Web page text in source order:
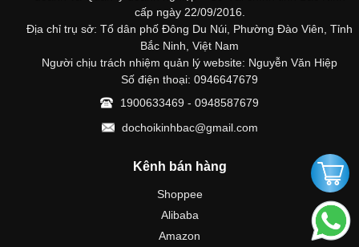
cấp ngày 22/09/2016.
Địa chỉ trụ sở: Tổ dân phố Đông Du Núi, Phường Đào Viên, Tỉnh
Bắc Ninh, Việt Nam
Người chịu trách nhiệm quản lý website: Nguyễn Văn Hiệp
Số điện thoại: 0946647679
1900633469 - 0948587679
dochoikinhbac@gmail.com
Kênh bán hàng
Shoppee
Alibaba
Amazon